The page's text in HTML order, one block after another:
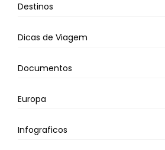
Destinos
Dicas de Viagem
Documentos
Europa
Infograficos